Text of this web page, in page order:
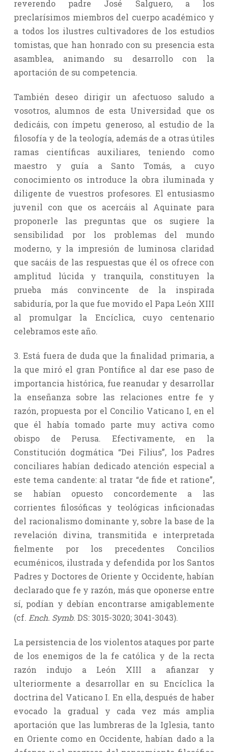
reverendo padre José Salguero, a los
preclarísimos miembros del cuerpo académico y
a todos los ilustres cultivadores de los estudios
tomistas, que han honrado con su presencia esta
asamblea, animando su desarrollo con la
aportación de su competencia.
También deseo dirigir un afectuoso saludo a
vosotros, alumnos de esta Universidad que os
dedicáis, con ímpetu generoso, al estudio de la
filosofía y de la teología, además de a otras útiles
ramas científicas auxiliares, teniendo como
maestro y guía a Santo Tomás, a cuyo
conocimiento os introduce la obra iluminada y
diligente de vuestros profesores. El entusiasmo
juvenil con que os acercáis al Aquinate para
proponerle las preguntas que os sugiere la
sensibilidad por los problemas del mundo
moderno, y la impresión de luminosa claridad
que sacáis de las respuestas que él os ofrece con
amplitud lúcida y tranquila, constituyen la
prueba más convincente de la inspirada
sabiduría, por la que fue movido el Papa León XIII
al promulgar la Encíclica, cuyo centenario
celebramos este año.
3. Está fuera de duda que la finalidad primaria, a
la que miró el gran Pontífice al dar ese paso de
importancia histórica, fue reanudar y desarrollar
la enseñanza sobre las relaciones entre fe y
razón, propuesta por el Concilio Vaticano I, en el
que él había tomado parte muy activa como
obispo de Perusa. Efectivamente, en la
Constitución dogmática “Dei Filius”, los Padres
conciliares habían dedicado atención especial a
este tema candente: al tratar “de fide et ratione”,
se habían opuesto concordemente a las
corrientes filosóficas y teológicas inficionadas
del racionalismo dominante y, sobre la base de la
revelación divina, transmitida e interpretada
fielmente por los precedentes Concilios
ecuménicos, ilustrada y defendida por los Santos
Padres y Doctores de Oriente y Occidente, habían
declarado que fe y razón, más que oponerse entre
sí, podían y debían encontrarse amigablemente
(cf. Ench. Symb. DS: 3015-3020; 3041-3043).
La persistencia de los violentos ataques por parte
de los enemigos de la fe católica y de la recta
razón indujo a León XIII a afianzar y
ulteriormente a desarrollar en su Encíclica la
doctrina del Vaticano I. En ella, después de haber
evocado la gradual y cada vez más amplia
aportación que las lumbreras de la Iglesia, tanto
en Oriente como en Occidente, habían dado a la